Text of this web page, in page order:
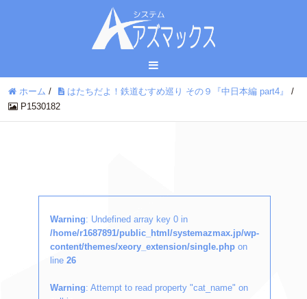
ホーム / はたちだよ！鉄道むすめ巡り その９『中日本編 part4』
/
P1530182
Warning: Undefined array key 0 in
/home/r1687891/public_html/systemazmax.jp/wp-
content/themes/xeory_extension/single.php on
line 26
Warning: Attempt to read property "cat_name" on